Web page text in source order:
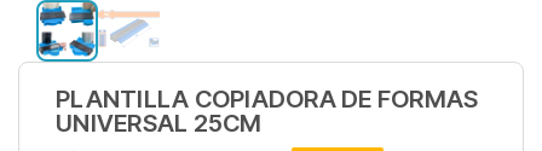
PLANTILLA COPIADORA DE FORMAS
UNIVERSAL 25CM